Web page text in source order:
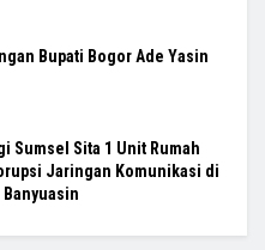
Bupati Bogor Ade Yasin
Sumsel Sita 1 Unit Rumah
Jaringan Komunikasi di
Banyuasin